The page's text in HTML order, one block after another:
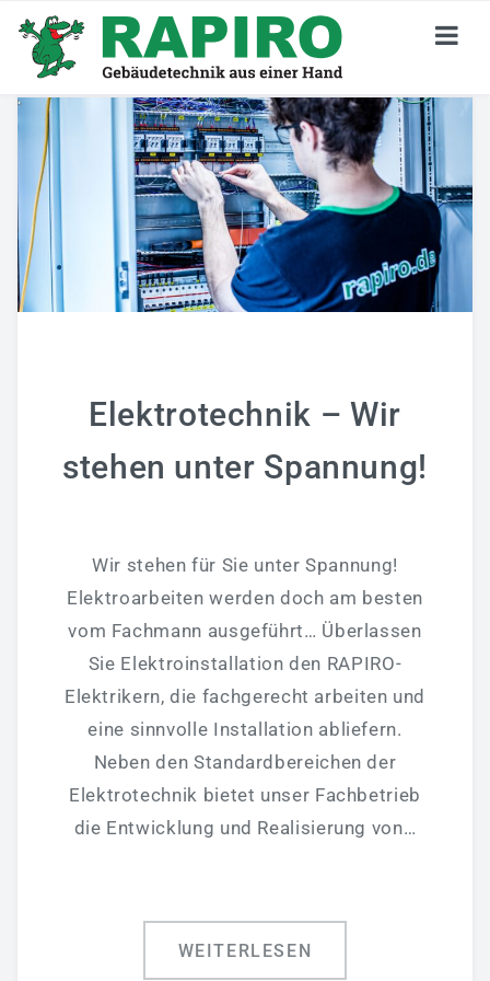
KARRIERE
Stellenangebote
Jetzt Bewerben
Deine Perspektiven
Darum RAPIRO
GEBÄUDETECHNIK
Privatkunden
Fliesenverlegung - Wir Können Auch Fliese!
Heizung - Energiekosten Sparen
Klima & Lüftungstechnik
Wartung/Inspektion & 24h Notdienst
Gewerbekunden
Sanitärtechnik
Plasma-Raumluftreiniger
Elektrotechnik – Wir
stehen unter Spannung!
Wir stehen für Sie unter Spannung!
Elektroarbeiten werden doch am besten
vom Fachmann ausgeführt… Überlassen
Sie Elektroinstallation den RAPIRO-
Elektrikern, die fachgerecht arbeiten und
eine sinnvolle Installation abliefern.
Neben den Standardbereichen der
Elektrotechnik bietet unser Fachbetrieb
die Entwicklung und Realisierung von…
WEITERLESEN